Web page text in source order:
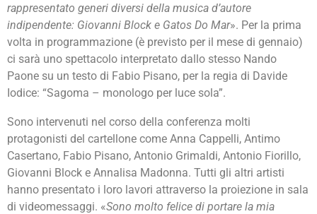
rappresentato generi diversi della musica d’autore
indipendente: Giovanni Block e Gatos Do Mar». Per la prima
volta in programmazione (è previsto per il mese di gennaio)
ci sarà uno spettacolo interpretato dallo stesso Nando
Paone su un testo di Fabio Pisano, per la regia di Davide
Iodice: “Sagoma – monologo per luce sola”.
Sono intervenuti nel corso della conferenza molti
protagonisti del cartellone come Anna Cappelli, Antimo
Casertano, Fabio Pisano, Antonio Grimaldi, Antonio Fiorillo,
Giovanni Block e Annalisa Madonna. Tutti gli altri artisti
hanno presentato i loro lavori attraverso la proiezione in sala
di videomessaggi. «Sono molto felice di portare la mia